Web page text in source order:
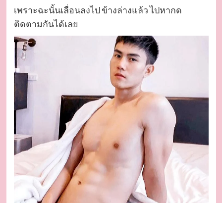
เพราะฉะนั้นเลื่อนลงไป ข้างล่างแล้ว ไปหากด
ติดตามกันได้เลย